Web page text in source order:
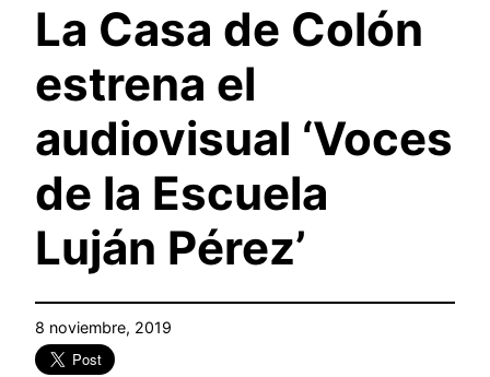
La Casa de Colón
estrena el
audiovisual ‘Voces
de la Escuela
Luján Pérez’
8 noviembre, 2019